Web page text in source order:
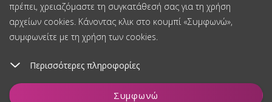
πρέπει, χρειαζόμαστε τη συγκατάθεσή σας για τη χρήση
αρχείων cookies. Κάνοντας κλικ στο κουμπί «Συμφωνώ»,
συμφωνείτε με τη χρήση των cookies.
Περισσότερες πληροφορίες
Συμφωνώ
Παρακολούθηση